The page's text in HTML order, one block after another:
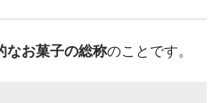
なお菓子の総称のことです。